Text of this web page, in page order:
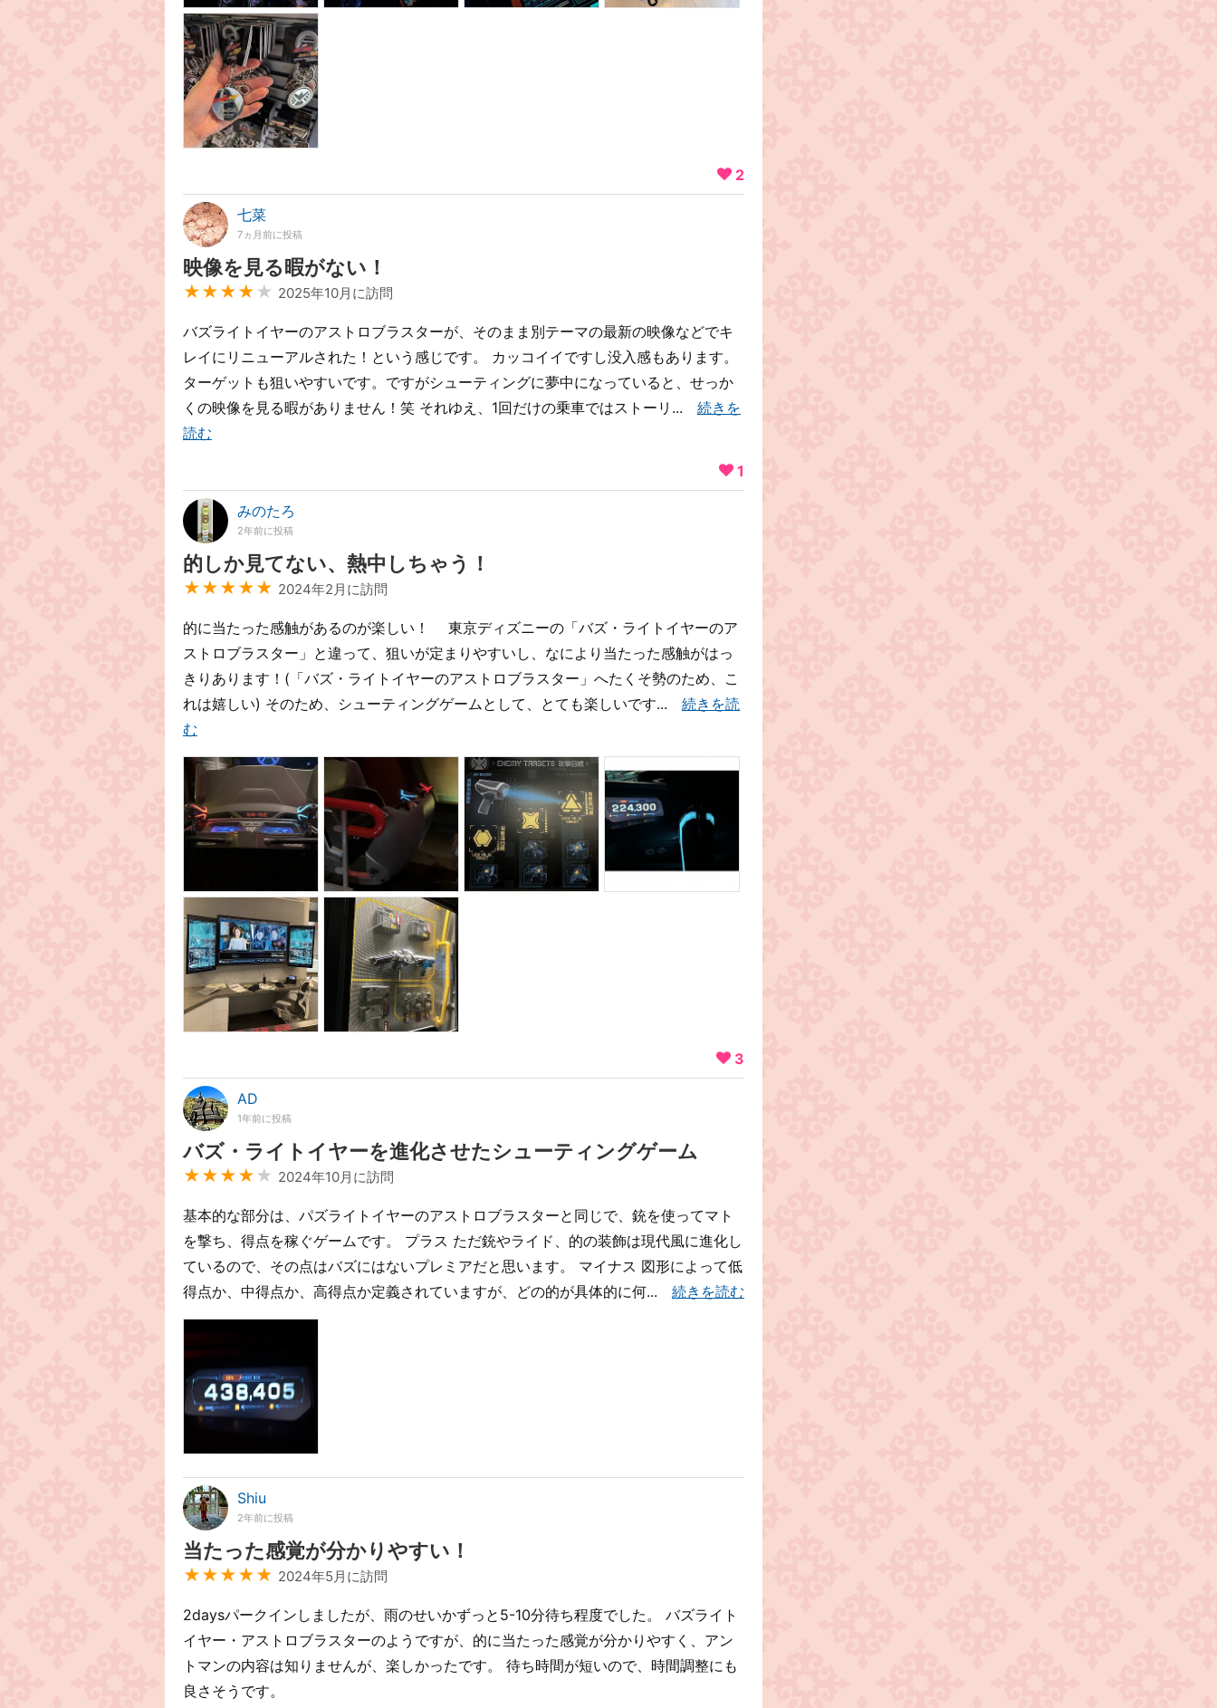
2
七菜
7ヵ月前に投稿
映像を見る暇がない！
★★★★ ★ 2025年10月に訪問
バズライトイヤーのアストロブラスターが、そのまま別テーマの最新の映像などでキ
レイにリニューアルされた！という感じです。 カッコイイですし没入感もあります。
ターゲットも狙いやすいです。ですがシューティングに夢中になっていると、せっか
くの映像を見る暇がありません！笑 それゆえ、1回だけの乗車ではストーリ... 続きを
読む
1
みのたろ
2年前に投稿
的しか見てない、熱中しちゃう！
★★★★★ 2024年2月に訪問
的に当たった感触があるのが楽しい！ 東京ディズニーの「バズ・ライトイヤーのア
ストロブラスター」と違って、狙いが定まりやすいし、なにより当たった感触がはっ
きりあります！(「バズ・ライトイヤーのアストロブラスター」へたくそ勢のため、こ
れは嬉しい) そのため、シューティングゲームとして、とても楽しいです... 続きを読
む
3
AD
1年前に投稿
バズ・ライトイヤーを進化させたシューティングゲーム
★★★★ ★ 2024年10月に訪問
基本的な部分は、パズライトイヤーのアストロブラスターと同じで、銃を使ってマト
を撃ち、得点を稼ぐゲームです。 プラス ただ銃やライド、的の装飾は現代風に進化し
ているので、その点はバズにはないプレミアだと思います。 マイナス 図形によって低
得点か、中得点か、高得点か定義されていますが、どの的が具体的に何... 続きを読む
Shiu
2年前に投稿
当たった感覚が分かりやすい！
★★★★★ 2024年5月に訪問
2daysパークインしましたが、雨のせいかずっと5-10分待ち程度でした。 バズライト
イヤー・アストロブラスターのようですが、的に当たった感覚が分かりやすく、アン
トマンの内容は知りませんが、楽しかったです。 待ち時間が短いので、時間調整にも
良さそうです。